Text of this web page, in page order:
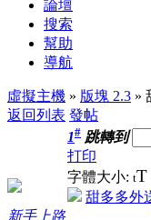
論壇
搜索
幫助
導航
虛擬主機 » 版塊 2.3 »
返回列表 發帖
新手上路
1# 跳轉到
打印
字體大小: tT
甜多多外